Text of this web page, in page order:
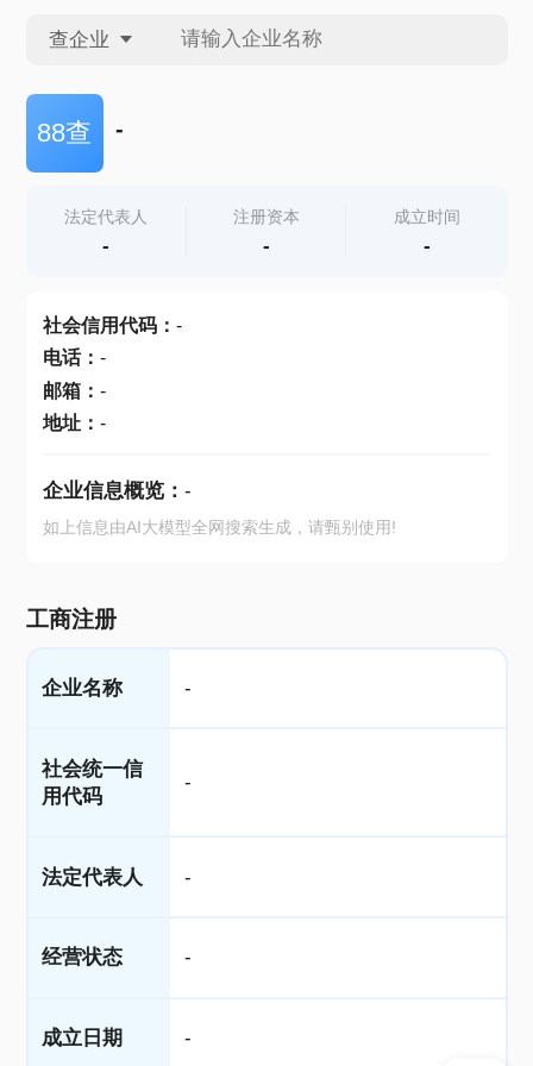
查企业
查企业
查产地
88查 -
法定代表人
-
注册资本
-
成立时间
-
社会信用代码： -
电话： -
邮箱： -
地址： -
企业信息概览： -
如上信息由AI大模型全网搜索生成，请甄别使用!
工商注册
企业名称 -
社会统一信
用代码
-
法定代表人 -
经营状态 -
成立日期 -